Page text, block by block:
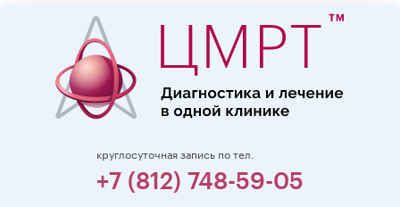
круглосуточная запись по тел.
+7 (812) 748-59-05